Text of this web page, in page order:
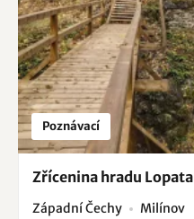
Poznávací
Zřícenina hradu Lopata
Západní Čechy Milínov